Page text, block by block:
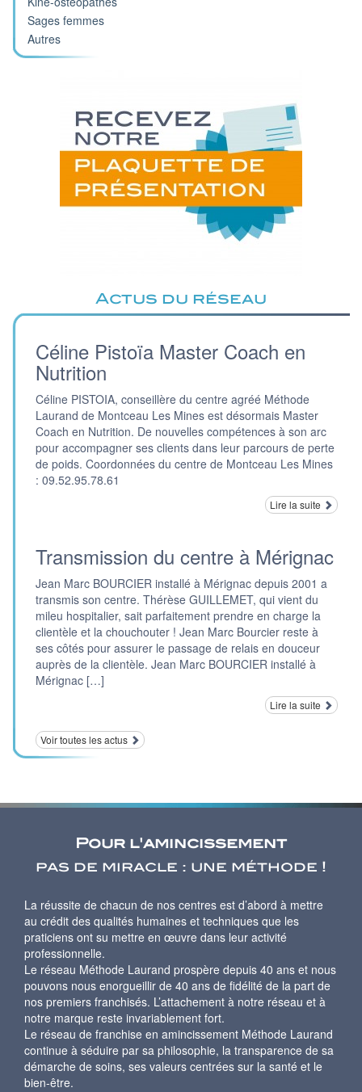
Sages femmes
Autres
Actus du réseau
Céline Pistoïa Master Coach en
Nutrition
Céline PISTOIA, conseillère du centre agréé Méthode
Laurand de Montceau Les Mines est désormais Master
Coach en Nutrition. De nouvelles compétences à son arc
pour accompagner ses clients dans leur parcours de perte
de poids. Coordonnées du centre de Montceau Les Mines
: 09.52.95.78.61
Lire la suite
Transmission du centre à Mérignac
Jean Marc BOURCIER installé à Mérignac depuis 2001 a
transmis son centre. Thérèse GUILLEMET, qui vient du
mileu hospitalier, sait parfaitement prendre en charge la
clientèle et la chouchouter ! Jean Marc Bourcier reste à
ses côtés pour assurer le passage de relais en douceur
auprès de la clientèle. Jean Marc BOURCIER installé à
Mérignac […]
Lire la suite
Voir toutes les actus
Pour l'amincissement
pas de miracle : une méthode !
La réussite de chacun de nos centres est d’abord à mettre
au crédit des qualités humaines et techniques que les
praticiens ont su mettre en œuvre dans leur activité
professionnelle.
Le réseau Méthode Laurand prospère depuis 40 ans et nous
pouvons nous enorgueillir de 40 ans de fidélité de la part de
nos premiers franchisés. L’attachement à notre réseau et à
notre marque reste invariablement fort.
Le réseau de franchise en amincissement Méthode Laurand
continue à séduire par sa philosophie, la transparence de sa
démarche de soins, ses valeurs centrées sur la santé et le
bien-être.